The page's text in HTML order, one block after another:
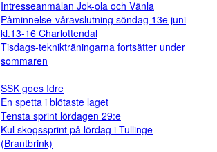
Intresseanmälan Jok-ola och Vänla
Påminnelse-våravslutning söndag 13e juni
kl.13-16 Charlottendal
Tisdags-teknikträningarna fortsätter under
sommaren
SSK goes Idre
En spetta i blötaste laget
Tensta sprint lördagen 29:e
Kul skogssprint på lördag i Tullinge
(Brantbrink)